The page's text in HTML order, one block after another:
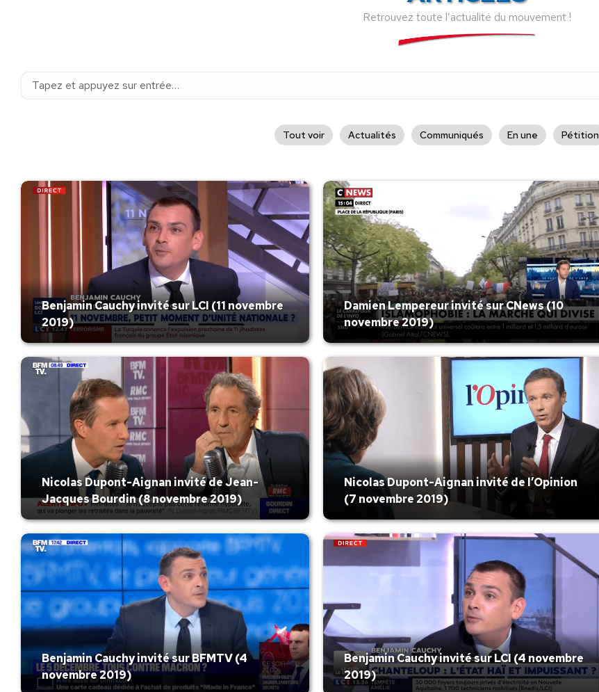
Retrouvez toute l’actualité du mouvement !
Recherche
Tout voir Actualités Communiqués En une Pétition
Benjamin Cauchy invité sur LCI (11 novembre
2019)
Damien Lempereur invité sur CNews (10
novembre 2019)
Nicolas Dupont-Aignan invité de Jean-
Jacques Bourdin (8 novembre 2019)
Nicolas Dupont-Aignan invité de l’Opinion
(7 novembre 2019)
Benjamin Cauchy invité sur BFMTV (4
novembre 2019)
Benjamin Cauchy invité sur LCI (4 novembre
2019)